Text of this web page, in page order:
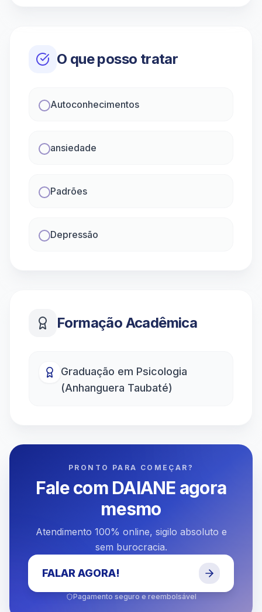
O que posso tratar
Autoconhecimentos
ansiedade
Padrões
Depressão
Formação Acadêmica
Graduação em Psicologia
(Anhanguera Taubaté)
PRONTO PARA COMEÇAR?
Fale com DAIANE agora
mesmo
Atendimento 100% online, sigilo absoluto e
sem burocracia.
FALAR AGORA!
Pagamento seguro e reembolsável